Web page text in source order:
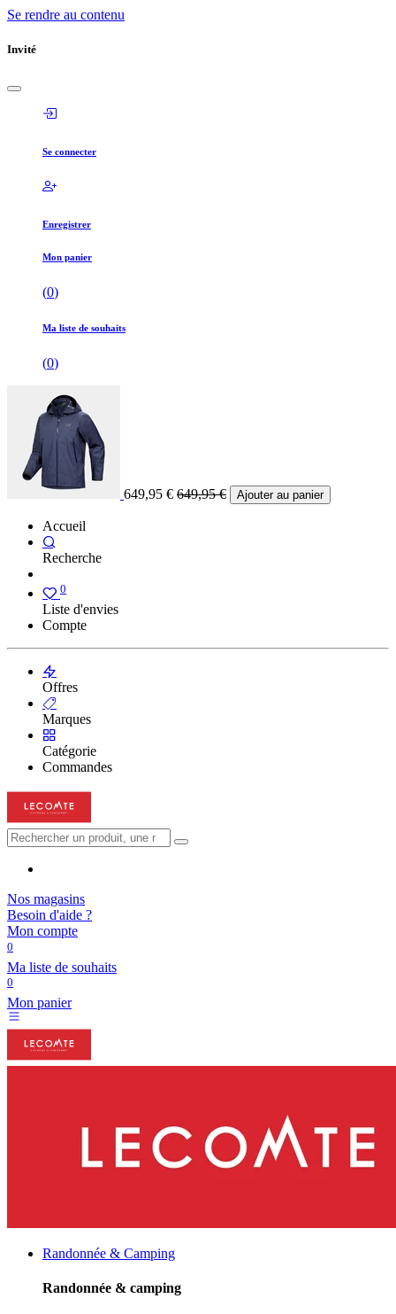
Se rendre au contenu
Invité
Se connecter
Enregistrer
Mon panier
(0)
Ma liste de souhaits
(0)
649,95 € 649,95€ Ajouter au panier
Accueil
Recherche
0
Liste d'envies
Compte
Offres
Marques
Catégorie
Commandes
Nos magasins
Besoin d'aide ?
Mon compte
0
Ma liste de souhaits
0
Mon panier
Randonnée & Camping
Randonnée & camping